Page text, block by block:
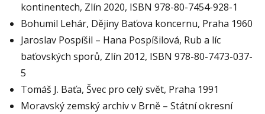
kontinentech, Zlín 2020, ISBN 978-80-7454-928-1
Bohumil Lehár, Dějiny Baťova koncernu, Praha 1960
Jaroslav Pospíšil – Hana Pospíšilová, Rub a líc
baťovských sporů, Zlín 2012, ISBN 978-80-7473-037-
5
Tomáš J. Baťa, Švec pro celý svět, Praha 1991
Moravský zemský archiv v Brně – Státní okresní